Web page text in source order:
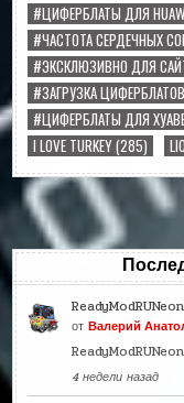
#ЦИФЕРБЛАТЫ ДЛЯ
#ЧАСТОТА СЕРДЕЧНЫХ
#ЭКСКЛЮЗИВНО ДЛЯ
#ЗАГРУЗКА ЦИФЕРБЛАТОВ
#ЦИФЕРБЛАТЫ ДЛЯ
I LOVE TURKEY(285)
ReadyModRUNeon
отВалерий
4 недели назад